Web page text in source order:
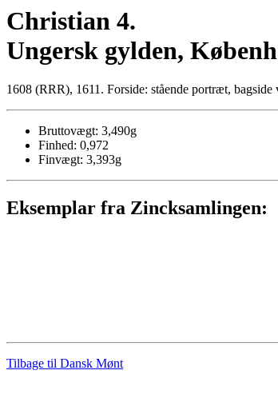
Christian 4.
Ungersk gylden,
1608 (RRR), 1611. Forside: stående portræt,
Bruttovægt: 3,490g
Finhed: 0,972
Finvægt: 3,393g
Eksemplar fra Zincksamlingen:
Tilbage til Dansk Mønt